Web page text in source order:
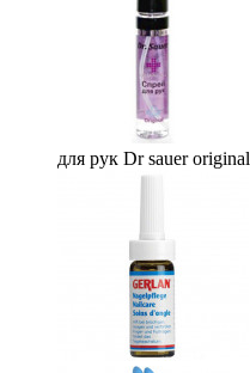
для рук Dr sauer original